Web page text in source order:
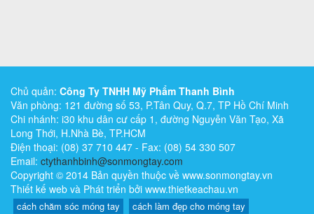
Chủ quản: Công Ty TNHH Mỹ Phẩm Thanh Bình
Văn phòng: 121 đường số 53, P.Tân Quy, Q.7, TP Hồ Chí Minh
Chi nhánh: i30 khu dân cư cấp 1, đường Nguyễn Văn Tạo, Xã
Long Thới, H.Nhà Bè, TP.HCM
Điện thoại: (08) 37 710 447 - Fax: (08) 54 330 507
Email: ctythanhbinh@sonmongtay.com
Copyright © 2014 Bản quyền thuộc về www.sonmongtay.vn
Thiết kế web và Phát triển bởi www.thietkeachau.vn
cách chăm sóc móng tay
cách làm đẹp cho móng tay